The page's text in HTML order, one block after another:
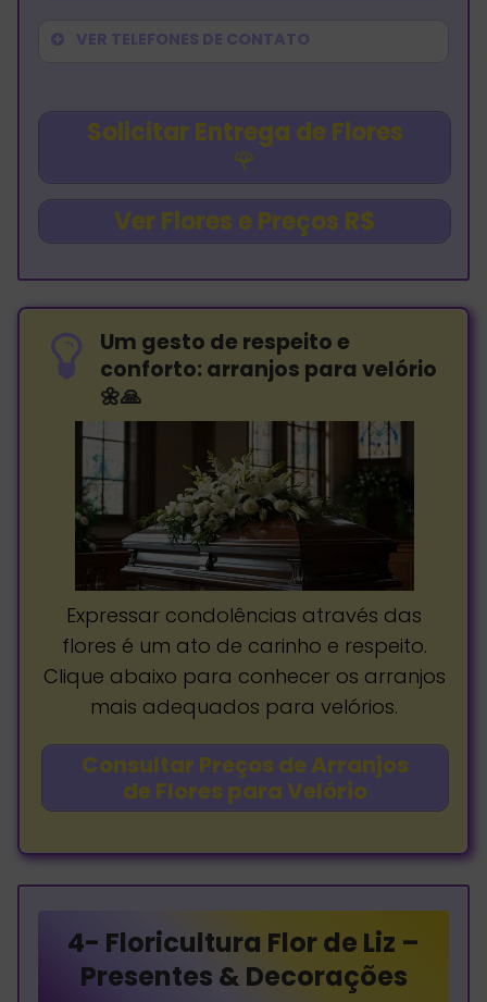
VER TELEFONES DE CONTATO
Solicitar Entrega de Flores
🌹
Ver Flores e Preços R$
Um gesto de respeito e
conforto: arranjos para velório
🌼🙏
Expressar condolências através das
flores é um ato de carinho e respeito.
Clique abaixo para conhecer os arranjos
mais adequados para velórios.
Consultar Preços de Arranjos
de Flores para Velório
4- Floricultura Flor de Liz –
Presentes & Decorações